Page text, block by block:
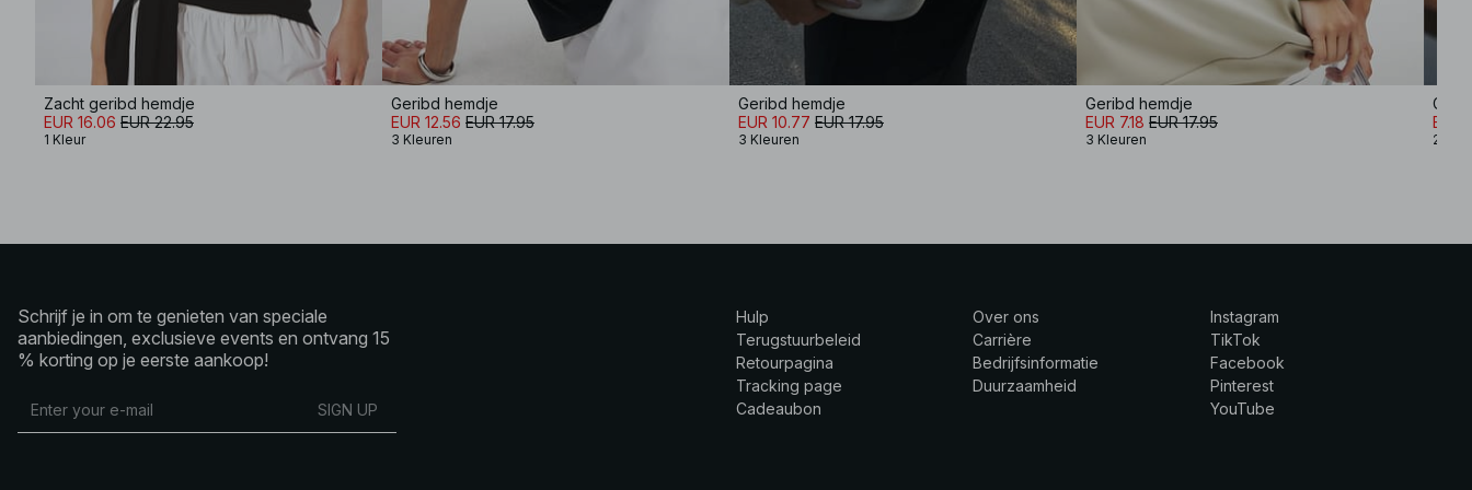
Zacht geribd hemdje
EUR 16.06 EUR 22.95
1 Kleur
Geribd hemdje
EUR 12.56 EUR 17.95
3 Kleuren
Geribd hemdje
EUR 10.77 EUR 17.95
3 Kleuren
Geribd hemdje
EUR 7.18 EUR 17.95
3 Kleuren
EUR
2
Schrijf je in om te genieten van speciale
aanbiedingen, exclusieve events en ontvang 15
% korting op je eerste aankoop!
SIGN UP
Hulp
Terugstuurbeleid
Retourpagina
Tracking page
Cadeaubon
Over ons
Carrière
Bedrijfsinformatie
Duurzaamheid
Instagram
TikTok
Facebook
Pinterest
YouTube